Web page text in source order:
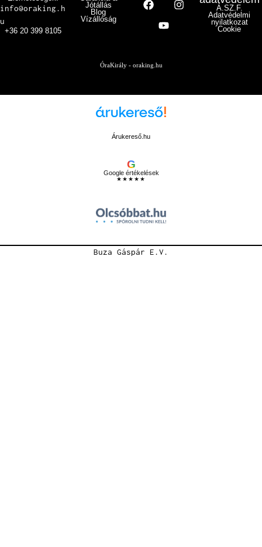
info@oraking.h
u
+36 20 399 8105
Jótállás
Blog
Vízállóság
Á.SZ.F.
Adatvédelmi
nyilatkozat
Cookie
ÓraKirály - oraking.hu
Árukereső.hu
G
Google értékelések
★★★★★
Buza Gáspár E.V.